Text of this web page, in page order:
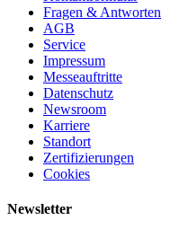
Fragen & Antworten
AGB
Service
Impressum
Messeauftritte
Datenschutz
Newsroom
Karriere
Standort
Zertifizierungen
Cookies
Newsletter